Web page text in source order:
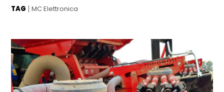
TAG MC Elettronica